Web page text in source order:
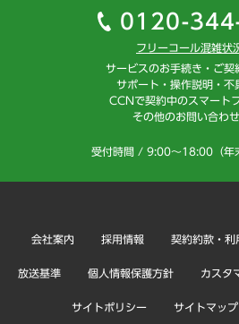
0120-
フリーコール混雑状
サービスのお手続き・ご契
サポート・操作説明・不
CCNで契約中のスマート
その他のお問い合わせ
受付時間 / 9:00～18:00（年
会社案内 採用情報 契約約款・利
放送基準 個人情報保護方針 カスタ
サイトポリシー サイトマップ